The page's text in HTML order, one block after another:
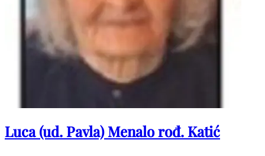
Luca (ud. Pavla) Menalo rođ. Katić